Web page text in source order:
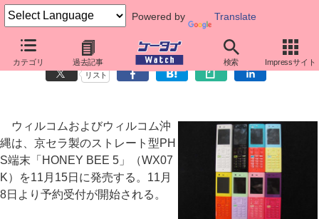
Powered by Translate
カテゴリ 過去記事 検索 Impressサイト
ウィルコム、防水＆Bluetooth対応の「HONEY BEE 5」発売
リスト
ウィルコムおよびウィルコム沖
縄は、京セラ製のストレート型PH
S端末「HONEY BEE 5」（WX07
K）を11月15日に発売する。11月
8日より予約受付が開始される。